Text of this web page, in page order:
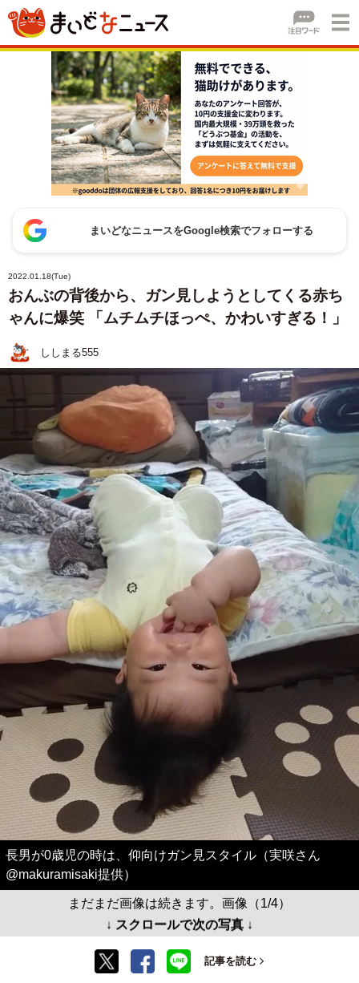
まいどなニュースをGoogle検索でフォローする
2022.01.18(Tue)
おんぶの背後から、ガン見しようとしてくる赤ち
ゃんに爆笑 「ムチムチほっぺ、かわいすぎる！」
ししまる555
長男が0歳児の時は、仰向けガン見スタイル（実咲さん
@makuramisaki提供）
まだまだ画像は続きます。画像（1/4）
↓ スクロールで次の写真 ↓
記事を読む